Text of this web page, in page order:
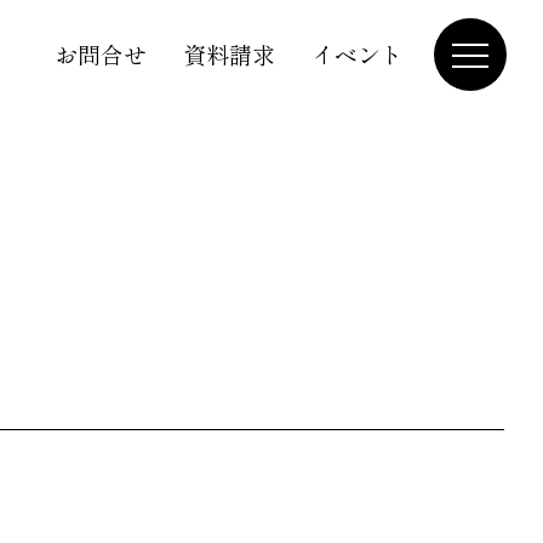
お問合せ 資料請求 イベント